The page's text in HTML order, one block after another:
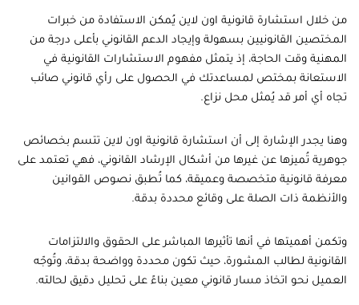
من خلال استشارة قانونية اون لاين يُمكن الاستفادة من خبرات
المختصين القانونيين بسهولة وإيجاد الدعم القانوني بأعلى درجة من
المهنية وقت الحاجة، إذ يتمثل مفهوم الاستشارات القانونية في
الاستعانة بمختص لمساعدتك في الحصول على رأي قانوني صائب
تجاه أي أمر قد يُمثل محل نزاع.
وهنا يجدر الإشارة إلى أن استشارة قانونية اون لاين تتسم بخصائص
جوهرية تُميزها عن غيرها من أشكال الإرشاد القانوني، فهي تعتمد على
معرفة قانونية متخصصة وعميقة، كما تُطبق نصوص القوانين
والأنظمة ذات الصلة على وقائع محددة بدقة.
وتكمن أهميتها في أنها تأثيرها المباشر على الحقوق والالتزامات
القانونية لطالب المشورة، حيث تكون محددة وواضحة بدقة، وتُوجّه
العميل نحو اتخاذ مسار قانوني معين بناءً على تحليل دقيق لحالته.